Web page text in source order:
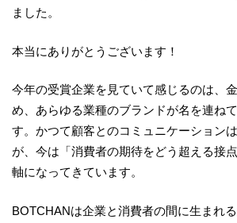
ました。
本当にありがとうございます！
今年の受賞企業を見ていて感じるのは、
め、あらゆる業種のブランドが名を連ね
す。かつて顧客とのコミュニケーション
が、今は「消費者の期待をどう超える接
軸になってきています。
BOTCHANは企業と消費者の間に生まれ